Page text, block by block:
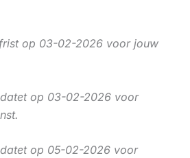
op 03-02-2026 voor jouw
op 03-02-2026 voor
op 05-02-2026 voor